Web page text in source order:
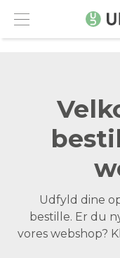
Menu
KONTAKT
Udfyld dine
bestille. Er du
vores webshop?